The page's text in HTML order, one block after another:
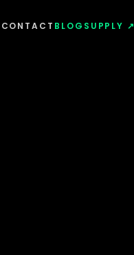
CONTACT BLOG SUPPLY ↗